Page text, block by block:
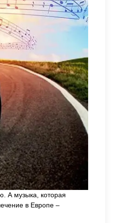
А музыка, которая
в Европе –